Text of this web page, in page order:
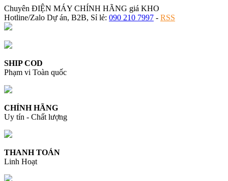
Chuyên ĐIỆN MÁY CHÍNH HÃNG giá KHO
Hotline/Zalo Dự án, B2B, Sỉ lẻ: 090 210 7997 - RSS
SHIP COD
Phạm vi Toàn quốc
CHÍNH HÃNG
Uy tín - Chất lượng
THANH TOÁN
Linh Hoạt